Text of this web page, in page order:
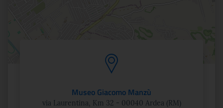
Museo Giacomo Manzù
via Laurentina, Km 32 - 00040 Ardea (RM)